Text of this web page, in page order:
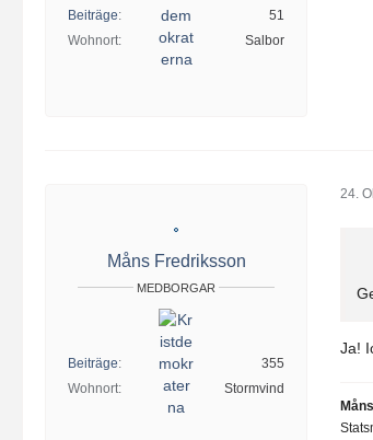
Beiträge
51
Wohnort
Salbor
Måns Fredriksson
MEDBORGAR
Beiträge
355
Wohnort
Stormvind
24.
Ja!